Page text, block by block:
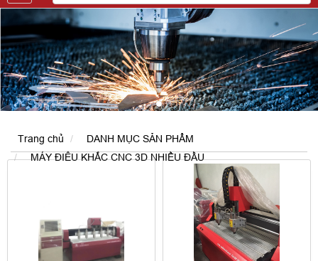
Trang chủ
DANH MỤC SẢN PHẨM
MÁY ĐIÊU KHẮC CNC 3D NHIỀU ĐẦU